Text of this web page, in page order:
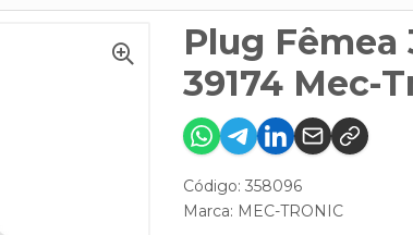
Plug Fêmea
39174 Mec-
Código: 358096
Marca: MEC-TRONIC